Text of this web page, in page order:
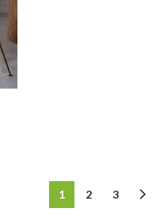
1 2 3